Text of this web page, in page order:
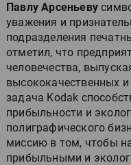
Павлу Арсеньеву
уважения и
подразделения
отметил, что
человечества,
высококачественных и
задача Kodak
прибыльности и
полиграфического
миссию в том, чтобы
прибыльными и